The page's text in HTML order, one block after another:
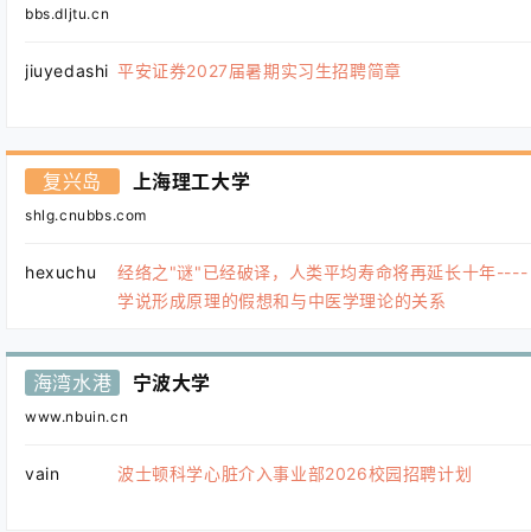
bbs.dljtu.cn
jiuyedashi 平安证券2027届暑期实习生招聘简章
复兴岛 上海理工大学
shlg.cnubbs.com
hexuchu
经络之"谜"已经破译，人类平均寿命将再延长十年
学说形成原理的假想和与中医学理论的关系
海湾水港 宁波大学
www.nbuin.cn
vain 波士顿科学心脏介入事业部2026校园招聘计划